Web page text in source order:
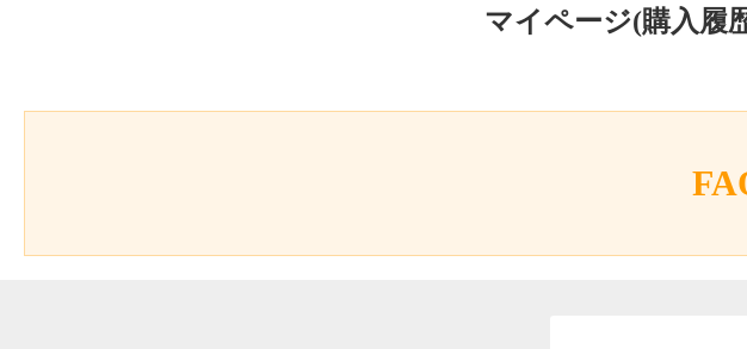
マイページ(購入履